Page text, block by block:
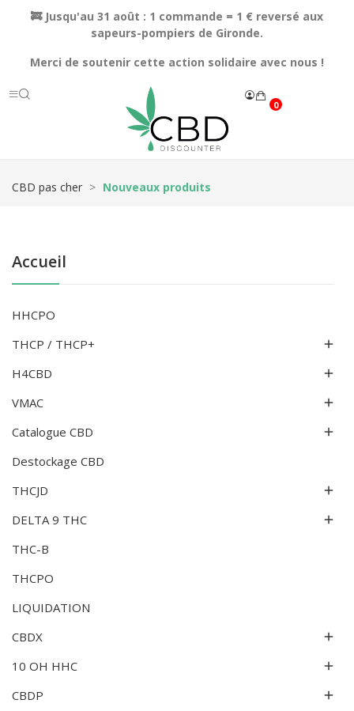
🚒 Jusqu'au 31 août : 1 commande = 1 € reversé aux
sapeurs-pompiers de Gironde.
Merci de soutenir cette action solidaire avec nous !
0
CBD pas cher Nouveaux produits
Accueil
HHCPO
THCP / THCP+

H4CBD 
VMAC 
Catalogue CBD 
Destockage CBD
THCJD

DELTA 9 THC 
THC-B
THCPO
LIQUIDATION
CBDX

10 OH HHC 
CBDP 